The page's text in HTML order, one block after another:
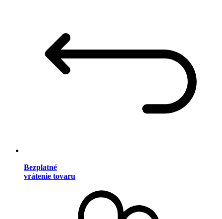
Bezplatné
vrátenie tovaru